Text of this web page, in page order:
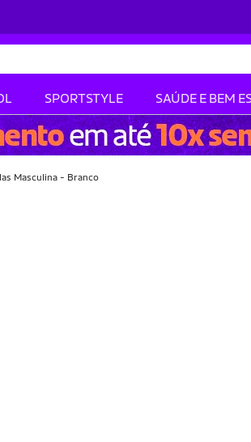
SPORTSTYLE SAÚDE E BEM
Masculina - Branco